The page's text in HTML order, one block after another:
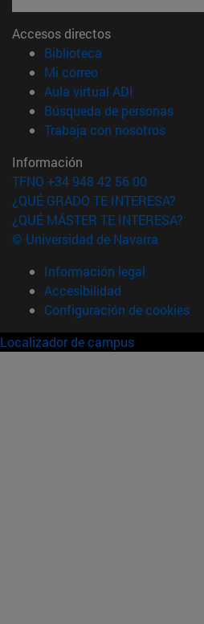
Accesos directos
Biblioteca
Mi correo(abre en nueva
Aula virtual ADI
Búsqueda de personas
Trabaja con nosotros(abre
Información
TFNO +34 948 42 56 00
¿QUÉ GRADO TE INTERESA?
¿QUÉ MÁSTER TE INTERESA?
© Universidad de Navarra
Información legal
Accesibilidad
Configuración de cookies
Localizador de campus